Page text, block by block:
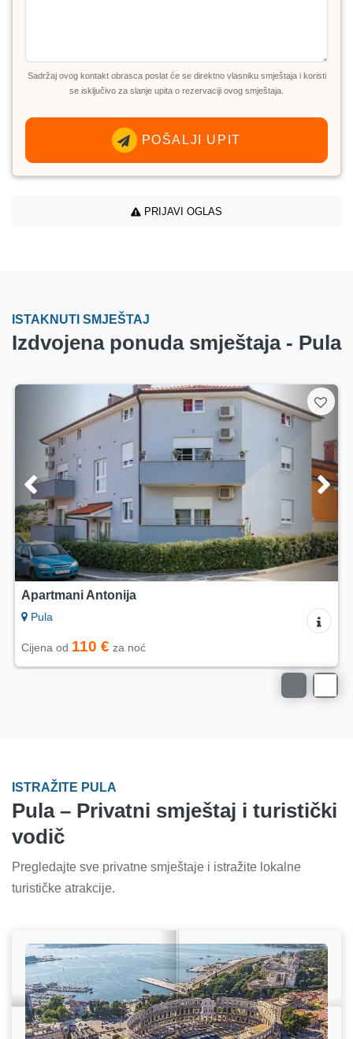
Sadržaj ovog kontakt obrasca poslat će se direktno vlasniku smještaja i koristi
se isključivo za slanje upita o rezervaciji ovog smještaja.
POŠALJI UPIT
PRIJAVI OGLAS
ISTAKNUTI SMJEŠTAJ
Izdvojena ponuda smještaja - Pula
Apartmani Antonija
Pula
Cijena od 110 € za noć
ISTRAŽITE PULA
Pula – Privatni smještaj i turistički
vodič
Pregledajte sve privatne smještaje i istražite lokalne
turističke atrakcije.